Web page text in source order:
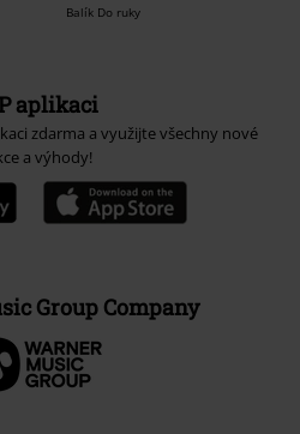
Balík Do ruky
aplikaci
zdarma a využijte všechny nové
a výhody!
Group Company